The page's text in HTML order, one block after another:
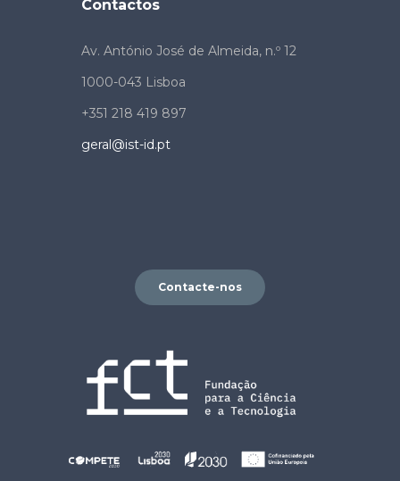
Contactos
Av. António José de Almeida, n.º 12
1000-043 Lisboa
+351 218 419 897
geral@ist-id.pt
Contacte-nos